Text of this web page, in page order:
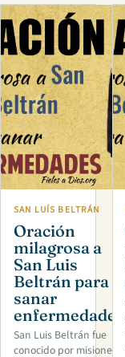
SAN LUÍS BELTRÁN
Oración
milagrosa a
San Luis
Beltrán para
sanar
enfermedades
San Luis Beltrán fue
conocido por misionero,